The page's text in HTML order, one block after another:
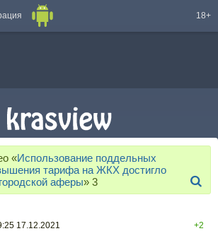
18+
«Использование поддельных
тарифа на ЖКХ достигло
аферы» 3
17.12.2021
+2